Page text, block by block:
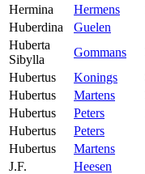
Hermina
Hermens
Huberdina
Guelen
Huberta
Sibylla
Gommans
Hubertus
Konings
Hubertus
Martens
Hubertus
Peters
Hubertus
Peters
Hubertus
Martens
J.F.
Heesen